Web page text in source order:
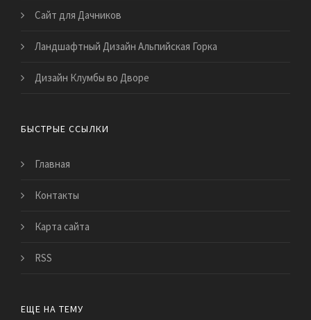
Сайт для Дачников
Ландшафтный Дизайн Альпийская Горка
Дизайн Клумбы во Дворе
БЫСТРЫЕ ССЫЛКИ
Главная
Контакты
Карта сайта
RSS
ЕЩЕ НА ТЕМУ